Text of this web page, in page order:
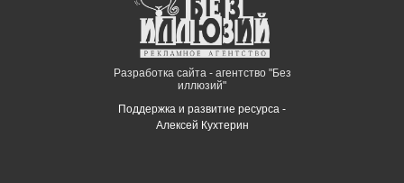
Разработка сайта - агентство "Без
иллюзий"
Поддержка и развитие ресурса -
Алексей Кухтерин